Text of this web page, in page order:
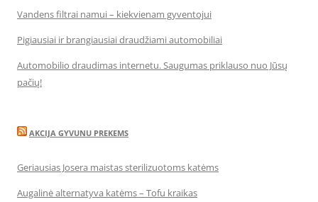
Vandens filtrai namui – kiekvienam gyventojui
Pigiausiai ir brangiausiai draudžiami automobiliai
Automobilio draudimas internetu. Saugumas priklauso nuo Jūsų
pačių!
AKCIJA GYVUNU PREKEMS
Geriausias Josera maistas sterilizuotoms katėms
Augalinė alternatyva katėms – Tofu kraikas